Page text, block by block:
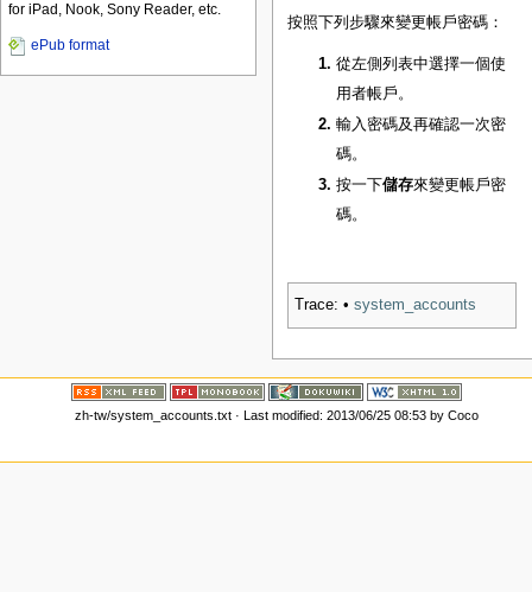
按照下列步驟來變更帳戶密碼：
從左側列表中選擇一個使
用者帳戶。
輸入密碼及再確認一次密
碼。
按一下儲存來變更帳戶密
碼。
Trace: • system_accounts
for iPad, Nook, Sony Reader, etc.
ePub format
zh-tw/system_accounts.txt· Last modified: 2013/06/25 08:53 by Coco